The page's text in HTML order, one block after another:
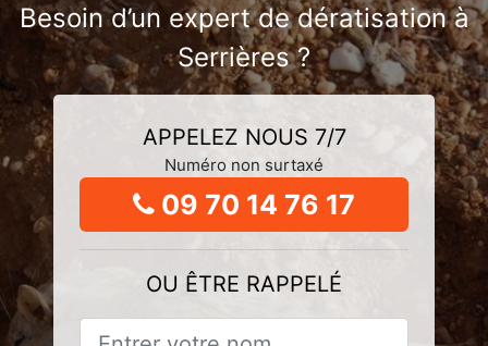
Besoin d’un expert de dératisation à
Serrières ?
APPELEZ NOUS 7/7
Numéro non surtaxé
09 70 14 76 17
OU ÊTRE RAPPELÉ